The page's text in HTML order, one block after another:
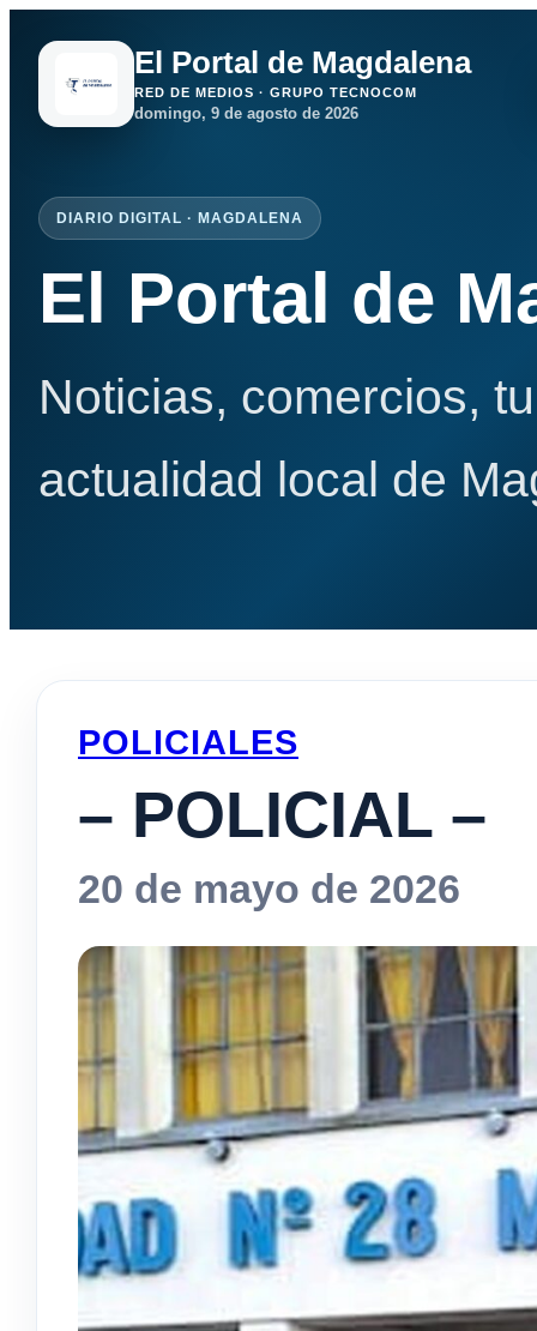
El Portal de Magdalena
RED DE MEDIOS · GRUPO TECNOCOM
domingo, 9 de agosto de 2026
DIARIO DIGITAL · MAGDALENA
El Portal de
Noticias, comercios,
actualidad local de
POLICIALES
– POLICIAL –
20 de mayo de 2026